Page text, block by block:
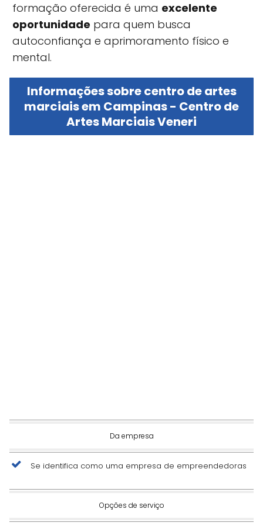
formação oferecida é uma excelente
oportunidade para quem busca
autoconfiança e aprimoramento físico e
mental.
Informações sobre centro de artes
marciais em Campinas - Centro de
Artes Marciais Veneri
Da empresa
Se identifica como uma empresa de empreendedoras
Opções de serviço